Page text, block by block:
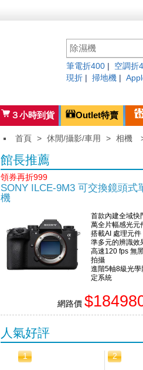
筆電折400 空調折
現折
掃地機
３小時到貨 Outlet特賣
首頁 > 休閒/攝影/車用 > 相機
館長推薦
領券再折999
SONY ILCE-9M3 可交換鏡頭式
機
首款內建全域快
萬全片幅感光元
搭載AI 處理元件
準多元的辨識效
高速120 fps 無
拍攝
進階5軸8級光學
定系統
達到閃光燈完全
網路價
人氣好評
1 2